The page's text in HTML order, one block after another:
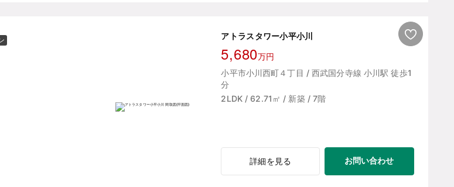
アトラスタワー小平小川
5,680万円
小平市小川西町４丁目 / 西武国分寺線 小川駅 徒歩1
分
2LDK / 62.71㎡ / 新築 / 7階
詳細を見る お問い合わせ